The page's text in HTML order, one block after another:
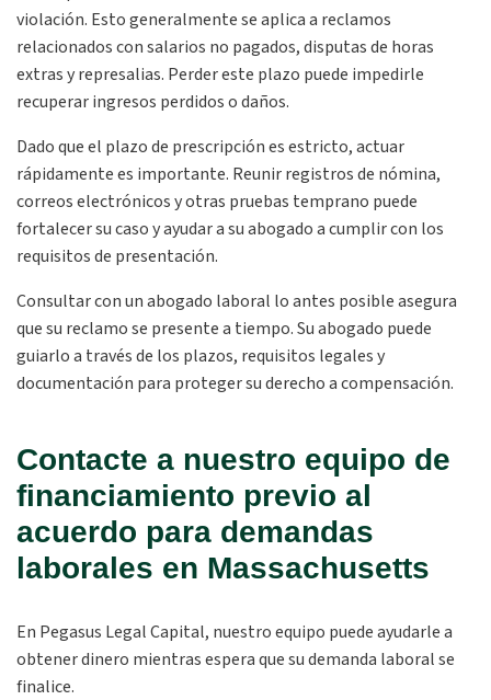
violación. Esto generalmente se aplica a reclamos
relacionados con salarios no pagados, disputas de horas
extras y represalias. Perder este plazo puede impedirle
recuperar ingresos perdidos o daños.
Dado que el plazo de prescripción es estricto, actuar
rápidamente es importante. Reunir registros de nómina,
correos electrónicos y otras pruebas temprano puede
fortalecer su caso y ayudar a su abogado a cumplir con los
requisitos de presentación.
Consultar con un abogado laboral lo antes posible asegura
que su reclamo se presente a tiempo. Su abogado puede
guiarlo a través de los plazos, requisitos legales y
documentación para proteger su derecho a compensación.
Contacte a nuestro equipo de
financiamiento previo al
acuerdo para demandas
laborales en Massachusetts
En Pegasus Legal Capital, nuestro equipo puede ayudarle a
obtener dinero mientras espera que su demanda laboral se
finalice.